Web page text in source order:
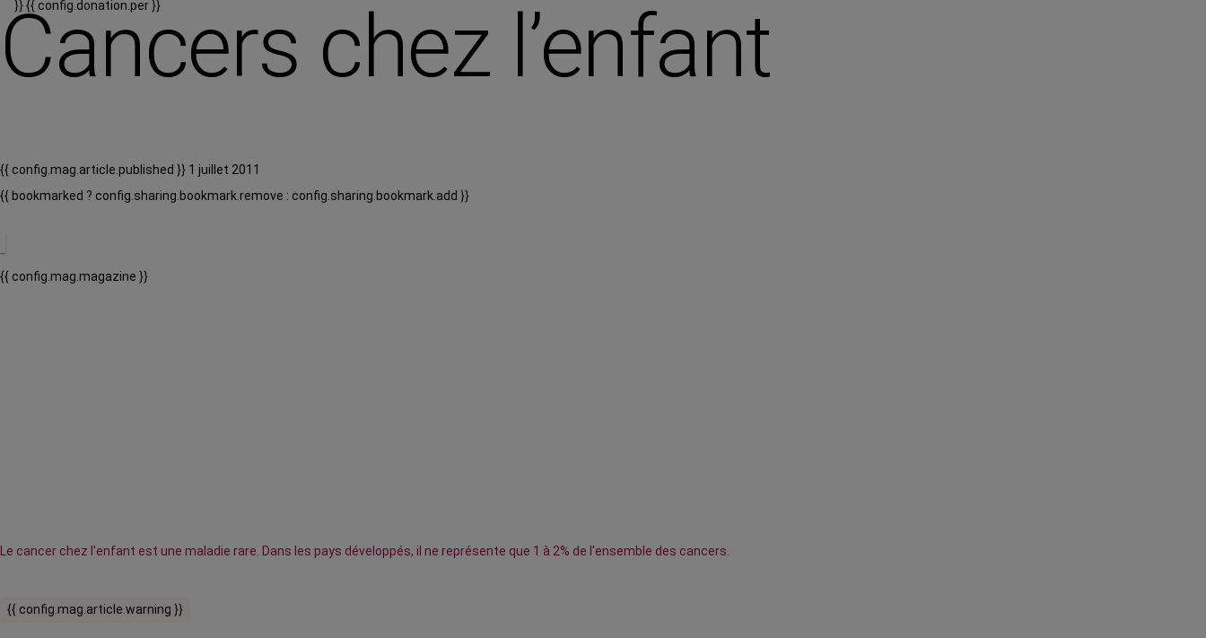
}}{{ config.donation.per }}
Cancers chez l’enfant
{{ config.mag.article.published }} 1 juillet 2011
{{ bookmarked ? config.sharing.bookmark.remove : config.sharing.bookmark.add }}
{{ config.mag.magazine }}
Le cancer chez l'enfant est une maladie rare. Dans les pays développés, il ne représente que 1 à 2% de l'ensemble des cancers.
{{ config.mag.article.warning }}